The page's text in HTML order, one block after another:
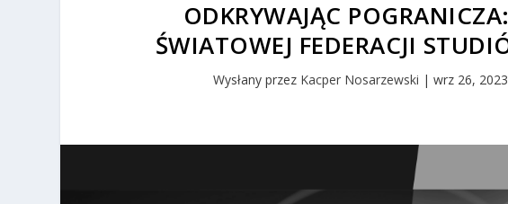
ODKRYWAJĄC
ŚWIATOWEJ FEDERACJI
Wysłany przez Kacper Nosarzewski | wrz 26, 2023